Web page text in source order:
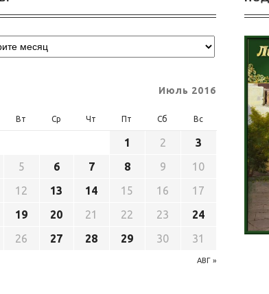
Июль 2016
Вт Ср Чт Пт Сб Вс
АВГ »
1 2
3
5 6 7 8 9
10
12 13 14 15 16
17
19 20 21 22 23
24
26 27 28 29 30 31